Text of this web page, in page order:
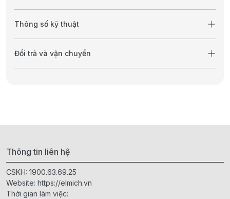
Thông số kỹ thuật
Đổi trả và vận chuyển
Thông tin liên hệ
CSKH: 1900.63.69.25
Website: https://elmich.vn
Thời gian làm việc: